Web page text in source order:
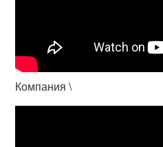
Компания \